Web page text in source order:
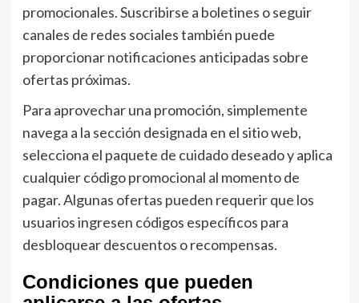
promocionales. Suscribirse a boletines o seguir
canales de redes sociales también puede
proporcionar notificaciones anticipadas sobre
ofertas próximas.
Para aprovechar una promoción, simplemente
navega a la sección designada en el sitio web,
selecciona el paquete de cuidado deseado y aplica
cualquier código promocional al momento de
pagar. Algunas ofertas pueden requerir que los
usuarios ingresen códigos específicos para
desbloquear descuentos o recompensas.
Condiciones que pueden